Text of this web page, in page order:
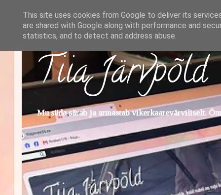
Tiia Järvpõld
Mu süda särab ja armastab vikerkaarevärviliselt.
This site uses cookies from Google to deliver its
are shared with Google along with performance and
statistics, and to detect and address abuse.